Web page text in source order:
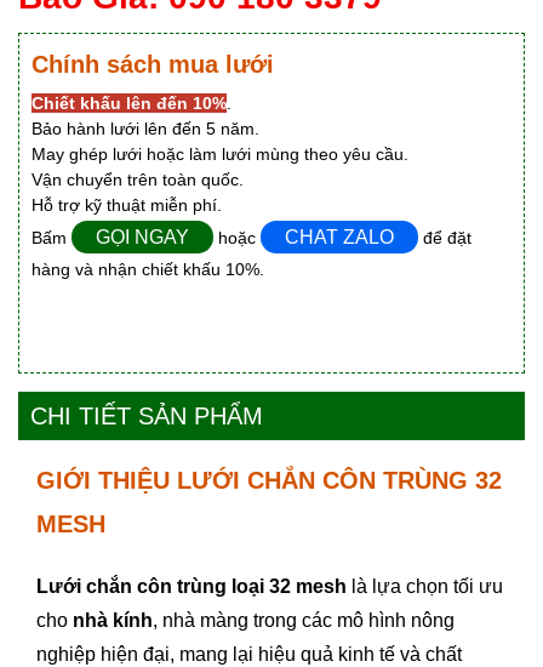
Chính sách mua lưới
Chiết khấu lên đến 10%
Bảo hành lưới lên đến 5 năm.
May ghép lưới hoặc làm lưới mùng theo yêu cầu.
Vận chuyển trên toàn quốc.
Hỗ trợ kỹ thuật miễn phí.
Bấm
GỌI NGAY hoặc CHAT ZALO
để đặt
hàng và nhận chiết khấu 10%.
CHI TIẾT SẢN PHẨM
GIỚI THIỆU LƯỚI CHẮN CÔN TRÙNG 32
MESH
Lưới chắn côn trùng loại 32 mesh là lựa chọn tối ưu
cho nhà kính, nhà màng trong các mô hình nông
nghiệp hiện đại, mang lại hiệu quả kinh tế và chất